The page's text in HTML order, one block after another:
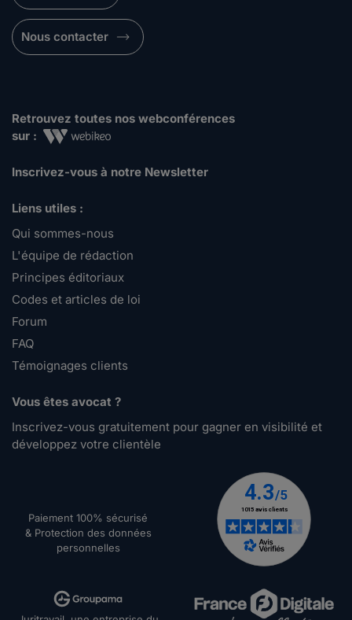
Nous contacter
Retrouvez toutes nos webconférences
sur :
Inscrivez-vous à notre Newsletter
Liens utiles :
Qui sommes-nous
L'équipe de rédaction
Principes éditoriaux
Codes et articles de loi
Forum
FAQ
Témoignages clients
Vous êtes avocat ?
Inscrivez-vous gratuitement pour gagner en visibilité et
développez votre clientèle
Paiement 100% sécurisé
& Protection des données
personnelles